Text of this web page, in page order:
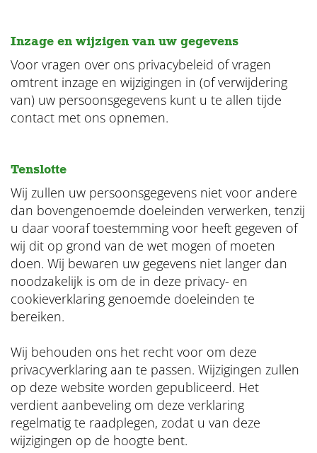
Inzage en wijzigen van uw gegevens
Voor vragen over ons privacybeleid of vragen
omtrent inzage en wijzigingen in (of verwijdering
van) uw persoonsgegevens kunt u te allen tijde
contact met ons opnemen.
Tenslotte
Wij zullen uw persoonsgegevens niet voor andere
dan bovengenoemde doeleinden verwerken, tenzij
u daar vooraf toestemming voor heeft gegeven of
wij dit op grond van de wet mogen of moeten
doen. Wij bewaren uw gegevens niet langer dan
noodzakelijk is om de in deze privacy- en
cookieverklaring genoemde doeleinden te
bereiken.
Wij behouden ons het recht voor om deze
privacyverklaring aan te passen. Wijzigingen zullen
op deze website worden gepubliceerd. Het
verdient aanbeveling om deze verklaring
regelmatig te raadplegen, zodat u van deze
wijzigingen op de hoogte bent.